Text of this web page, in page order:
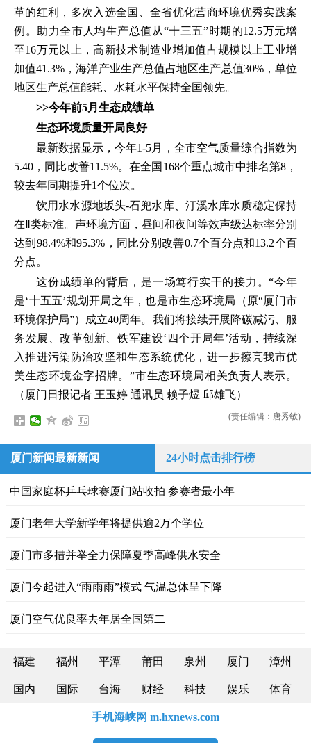
革的红利，多次入选全国、全省优化营商环境优秀实践案
例。助力全市人均生产总值从“十三五”时期的12.5万元增
至16万元以上，高新技术制造业增加值占规模以上工业增
加值41.3%，海洋产业生产总值占地区生产总值30%，单位
地区生产总值能耗、水耗水平保持全国领先。
>>今年前5月生态成绩单
生态环境质量开局良好
最新数据显示，今年1-5月，全市空气质量综合指数为
5.40，同比改善11.5%。在全国168个重点城市中排名第8，
较去年同期提升1个位次。
饮用水水源地坂头-石兜水库、汀溪水库水质稳定保持
在Ⅱ类标准。声环境方面，昼间和夜间等效声级达标率分别
达到98.4%和95.3%，同比分别改善0.7个百分点和13.2个百
分点。
这份成绩单的背后，是一场笃行实干的接力。“今年
是‘十五五’规划开局之年，也是市生态环境局（原“厦门市
环境保护局”）成立40周年。我们将接续开展降碳减污、服
务发展、改革创新、铁军建设‘四个开局年’活动，持续深
入推进污染防治攻坚和生态系统优化，进一步擦亮我市优
美生态环境金字招牌。”市生态环境局相关负责人表示。
（厦门日报记者 王玉婷 通讯员 赖子煜 邱雄飞）
(责任编辑：唐秀敏)
厦门新闻最新新闻 24小时点击排行榜
中国家庭杯乒乓球赛厦门站收拍 参赛者最小年
厦门老年大学新学年将提供逾2万个学位
厦门市多措并举全力保障夏季高峰供水安全
厦门今起进入“雨雨雨”模式 气温总体呈下降
厦门空气优良率去年居全国第二
福建 福州 平潭 莆田 泉州 厦门 漳州
国内 国际 台海 财经 科技 娱乐 体育
手机海峡网 m.hxnews.com